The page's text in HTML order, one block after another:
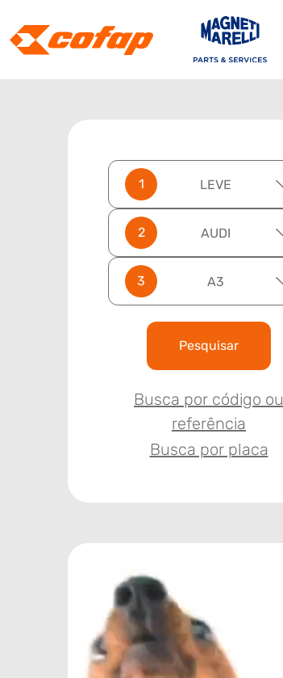
LEVE
AUDI
A3
Pesquisar
Busca por código ou
referência
Busca por placa